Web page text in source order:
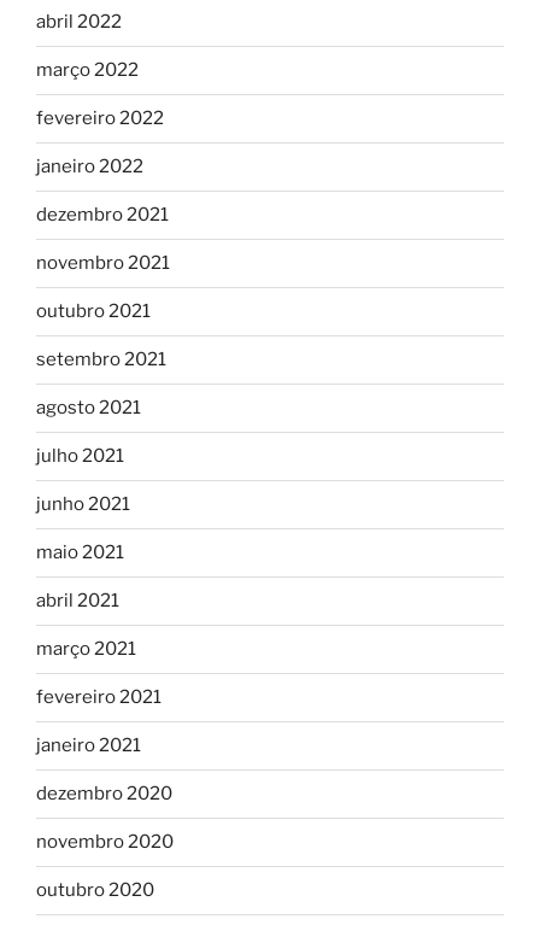
abril 2022
março 2022
fevereiro 2022
janeiro 2022
dezembro 2021
novembro 2021
outubro 2021
setembro 2021
agosto 2021
julho 2021
junho 2021
maio 2021
abril 2021
março 2021
fevereiro 2021
janeiro 2021
dezembro 2020
novembro 2020
outubro 2020